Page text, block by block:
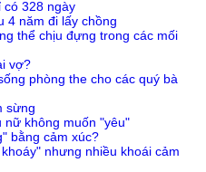
có 328 ngày
4 năm đi lấy chồng
thể chịu đựng trong các mối
vợ?
phòng the cho các quý bà
sừng
nữ không muốn "yêu"
bằng cảm xúc?
nhưng nhiều khoái cảm